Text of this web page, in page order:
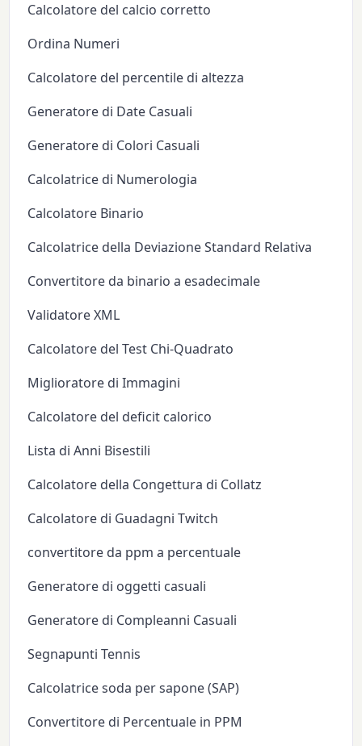
Calcolatore del calcio corretto
Ordina Numeri
Calcolatore del percentile di altezza
Generatore di Date Casuali
Generatore di Colori Casuali
Calcolatrice di Numerologia
Calcolatore Binario
Calcolatrice della Deviazione Standard Relativa
Convertitore da binario a esadecimale
Validatore XML
Calcolatore del Test Chi-Quadrato
Miglioratore di Immagini
Calcolatore del deficit calorico
Lista di Anni Bisestili
Calcolatore della Congettura di Collatz
Calcolatore di Guadagni Twitch
convertitore da ppm a percentuale
Generatore di oggetti casuali
Generatore di Compleanni Casuali
Segnapunti Tennis
Calcolatrice soda per sapone (SAP)
Convertitore di Percentuale in PPM